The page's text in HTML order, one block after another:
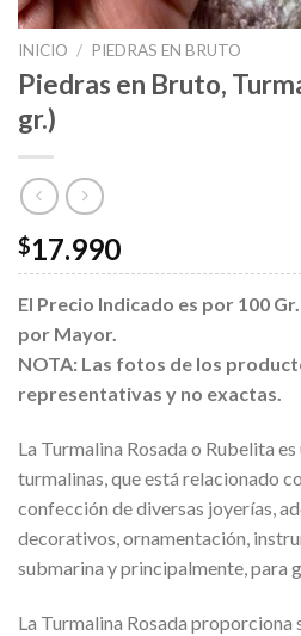
INICIO / PIEDRAS EN BRUTO
Piedras en Bruto,
gr.)
$17.990
El Precio Indicado es por 100 Gr.
por Mayor.
NOTA: Las fotos de los
representativas y no exactas.
La Turmalina Rosada o Rubelita
turmalinas, que está relacionado
confección de diversas joyerías,
decorativos, ornamentación,
submarina y principalmente, para
La Turmalina Rosada proporciona